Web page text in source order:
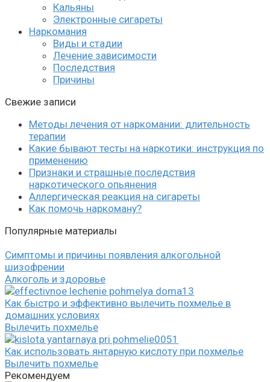
Кальяны
Электронные сигареты
Наркомания
Виды и стадии
Лечение зависимости
Последствия
Причины
Свежие записи
Методы лечения от наркомании: длительность
терапии
Какие бывают тесты на наркотики: инструкция по
применению
Признаки и страшные последствия
наркотического опьянения
Аллергическая реакция на сигареты
Как помочь наркоману?
Популярные материалы
Симптомы и причины появления алкогольной
шизофрении
Алкоголь и здоровье
Как быстро и эффективно вылечить похмелье в
домашних условиях
Вылечить похмелье
Как использовать янтарную кислоту при похмелье
Вылечить похмелье
Рекомендуем